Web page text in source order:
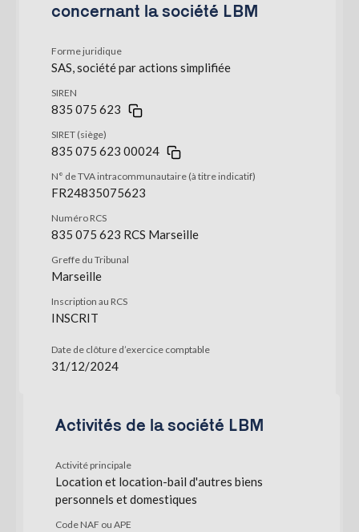
concernant la société LBM
Forme juridique
SAS, société par actions simplifiée
SIREN
835 075 623
SIRET (siège)
835 075 623 00024
N° de TVA intracommunautaire (à titre indicatif)
FR24835075623
Numéro RCS
835 075 623 RCS Marseille
Greffe du Tribunal
Marseille
Inscription au RCS
INSCRIT
Date de clôture d’exercice comptable
31/12/2024
Activités de la société LBM
Activité principale
Location et location-bail d'autres biens
personnels et domestiques
Code NAF ou APE